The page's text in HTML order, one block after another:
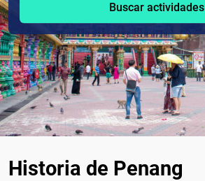
Buscar actividades
Historia de Penang